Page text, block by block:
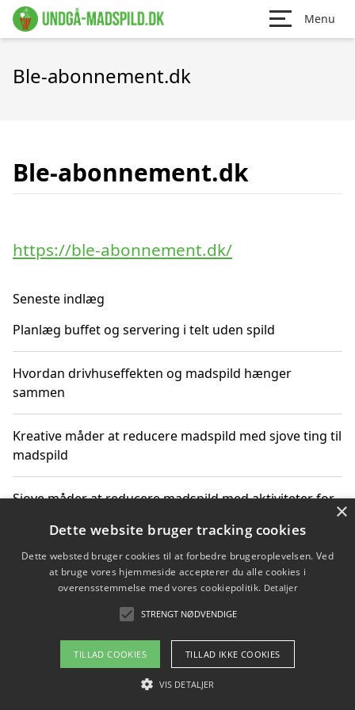
Menu
Ble-abonnement.dk
Ble-abonnement.dk
https://ble-abonnement.dk/
Seneste indlæg
Planlæg buffet og servering i telt uden spild
Hvordan drivhuseffekten og madspild hænger
sammen
Kreative måder at reducere madspild med sjove ting til
madspild
Sjove måder at reducere madspild med aktiviteter for
Hvor finder jeg nemme måltidskasser i Vejle
Om / kontakt
Blog Betingelser
×
Dette website bruger tracking cookies
Dette websted bruger cookies til at forbedre brugeroplevelsen. Ved
at bruge vores hjemmeside accepterer du alle cookies i
overensstemmelse med vores cookiepolitik. Detaljer
STRENGT NØDVENDIGE
TILLAD COOKIES TILLAD IKKE COOKIES
VIS DETALJER